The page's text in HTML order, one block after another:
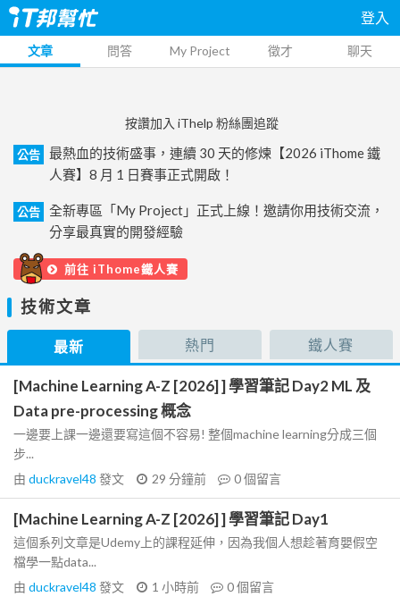
登入
文章 問答 My Project 徵才 聊天
按讚加入 iThelp 粉絲團追蹤
公告
最熱血的技術盛事，連續 30 天的修煉【2026 iThome 鐵
人賽】8 月 1 日賽事正式開啟！
公告
全新專區「My Project」正式上線！邀請你用技術交流，
分享最真實的開發經驗
前往 iThome鐵人賽
技術文章
最新 熱門 鐵人賽
[Machine Learning A-Z [2026] ] 學習筆記 Day2 ML 及
Data pre-processing 概念
一邊要上課一邊還要寫這個不容易! 整個machine learning分成三個
步...
由 duckravel48 發文 29 分鐘前 0個留言
[Machine Learning A-Z [2026] ] 學習筆記 Day1
這個系列文章是Udemy上的課程延伸，因為我個人想趁著育嬰假空
檔學一點data...
由 duckravel48 發文 1 小時前 0個留言